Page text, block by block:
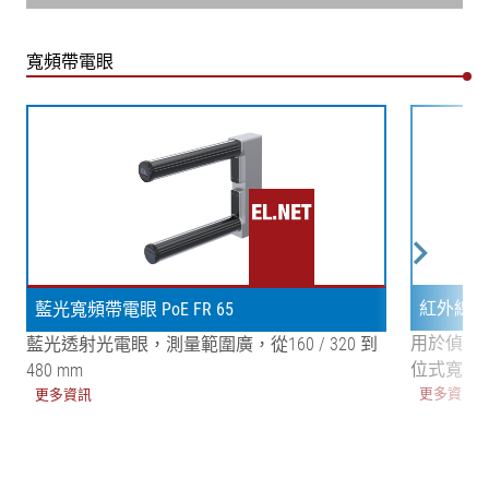
寬頻帶電眼
藍光寬頻帶電眼 PoE FR 65
藍光透射光電眼，測量範圍廣，從160 / 320 到
480 mm
更多資訊
紅外線
用於偵測
位式寬頻
更多資訊